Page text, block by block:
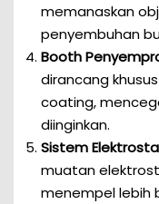
memanaskan
penyembuhan
Booth
dirancang
coating,
diinginkan.
Sistem
muatan
menempel lebih